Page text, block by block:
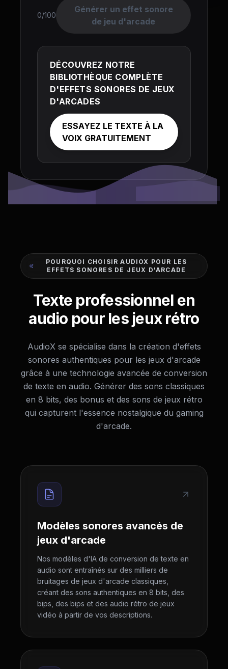
0/100
Générer un effet sonore
de jeu d'arcade
DÉCOUVREZ NOTRE
BIBLIOTHÈQUE COMPLÈTE
D'EFFETS SONORES DE JEUX
D'ARCADES
ESSAYEZ LE TEXTE À LA
VOIX GRATUITEMENT
POURQUOI CHOISIR AUDIOX POUR LES
EFFETS SONORES DE JEUX D'ARCADE
Texte professionnel en
audio pour les jeux rétro
AudioX se spécialise dans la création d'effets
sonores authentiques pour les jeux d'arcade
grâce à une technologie avancée de conversion
de texte en audio. Générer des sons classiques
en 8 bits, des bonus et des sons de jeux rétro
qui capturent l'essence nostalgique du gaming
d'arcade.
Modèles sonores avancés de
jeux d'arcade
Nos modèles d'IA de conversion de texte en
audio sont entraînés sur des milliers de
bruitages de jeux d'arcade classiques,
créant des sons authentiques en 8 bits, des
bips, des bips et des audio rétro de jeux
vidéo à partir de vos descriptions.